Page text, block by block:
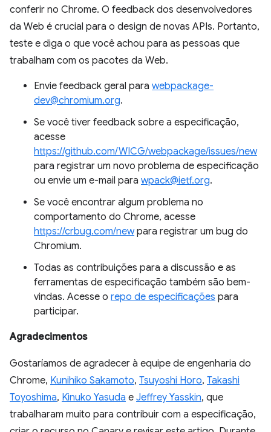
conferir no Chrome. O feedback dos desenvolvedores
da Web é crucial para o design de novas APIs. Portanto,
teste e diga o que você achou para as pessoas que
trabalham com os pacotes da Web.
Envie feedback geral para webpackage-
dev@chromium.org.
Se você tiver feedback sobre a especificação,
acesse
https://github.com/WICG/webpackage/issues/new
para registrar um novo problema de especificação
ou envie um e-mail para wpack@ietf.org.
Se você encontrar algum problema no
comportamento do Chrome, acesse
https://crbug.com/newpara registrar um bug do
Chromium.
Todas as contribuições para a discussão e as
ferramentas de especificação também são bem-
vindas. Acesse o repo de especificações para
participar.
Agradecimentos
Gostaríamos de agradecer à equipe de engenharia do
Chrome, Kunihiko Sakamoto, Tsuyoshi Horo, Takashi
Toyoshima, Kinuko Yasuda e Jeffrey Yasskin, que
trabalharam muito para contribuir com a especificação,